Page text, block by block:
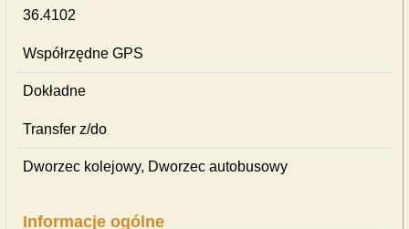
36.4102
Współrzędne GPS
Dokładne
Transfer z/do
Dworzec kolejowy, Dworzec autobusowy
Informacje ogólne